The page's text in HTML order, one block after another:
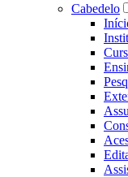
Cabedelo